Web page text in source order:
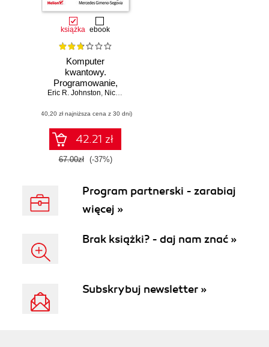
książka ebook
Komputer
kwantowy.
Programowanie,
algorytmy, kod
Eric R. Johnston, Nicholas Harrigan
(40,20 zł najniższa cena z 30 dni)
42.21 zł
67.00zł (-37%)
Program partnerski - zarabiaj
więcej »
Brak książki? - daj nam znać »
Subskrybuj newsletter »